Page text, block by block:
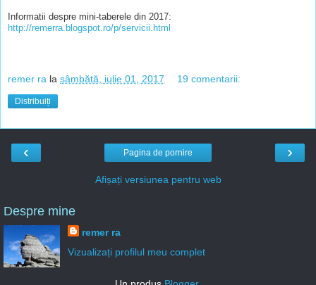
Informatii despre mini-taberele din 2017:
http://remerra.blogspot.ro/p/servicii.html
remer ra la sâmbătă, iulie 01, 2017 19 comentarii:
Distribuiți
‹ ›
Pagina de pornire
Afișați versiunea pentru web
Despre mine
remer ra
Vizualizați profilul meu complet